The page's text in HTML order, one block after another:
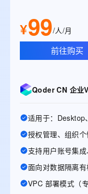
¥99/人/月
前往购买
Qoder CN 企业
授权管理、组织
支持用户账号集
VPC 部署模式（